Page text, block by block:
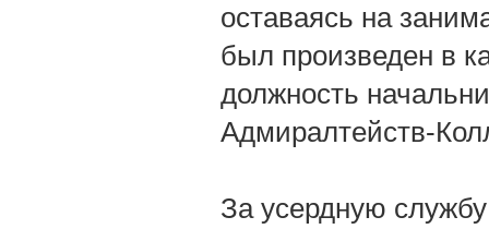
оставаясь на
был произведен в
должность
Адмиралтейств-
За усердную